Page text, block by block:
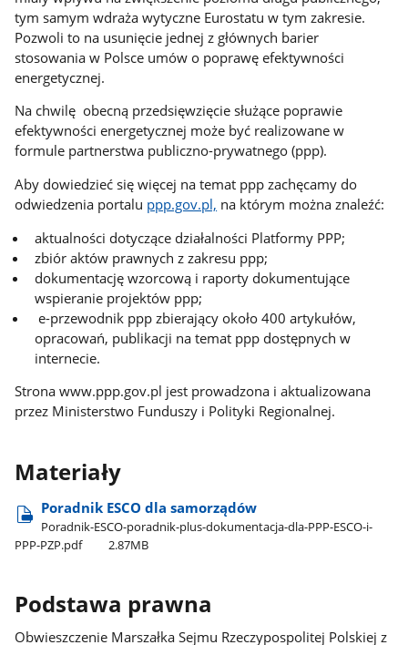
tym samym wdraża wytyczne Eurostatu w tym zakresie.
Pozwoli to na usunięcie jednej z głównych barier
stosowania w Polsce umów o poprawę efektywności
energetycznej.
Na chwilę obecną przedsięwzięcie służące poprawie
efektywności energetycznej może być realizowane w
formule partnerstwa publiczno-prywatnego (ppp).
Aby dowiedzieć się więcej na temat ppp zachęcamy do
odwiedzenia portalu ppp.gov.pl, na którym można znaleźć:
aktualności dotyczące działalności Platformy PPP;
zbiór aktów prawnych z zakresu ppp;
dokumentację wzorcową i raporty dokumentujące
wspieranie projektów ppp;
e-przewodnik ppp zbierający około 400 artykułów,
opracowań, publikacji na temat ppp dostępnych w
internecie.
Strona www.ppp.gov.pl jest prowadzona i aktualizowana
przez Ministerstwo Funduszy i Polityki Regionalnej.
Materiały
Poradnik ESCO dla samorządów
Poradnik-ESCO-poradnik-plus-dokumentacja-dla-PPP-ESCO-i-
PPP-PZP.pdf
2.87MB
Podstawa prawna
Obwieszczenie Marszałka Sejmu Rzeczypospolitej Polskiej z